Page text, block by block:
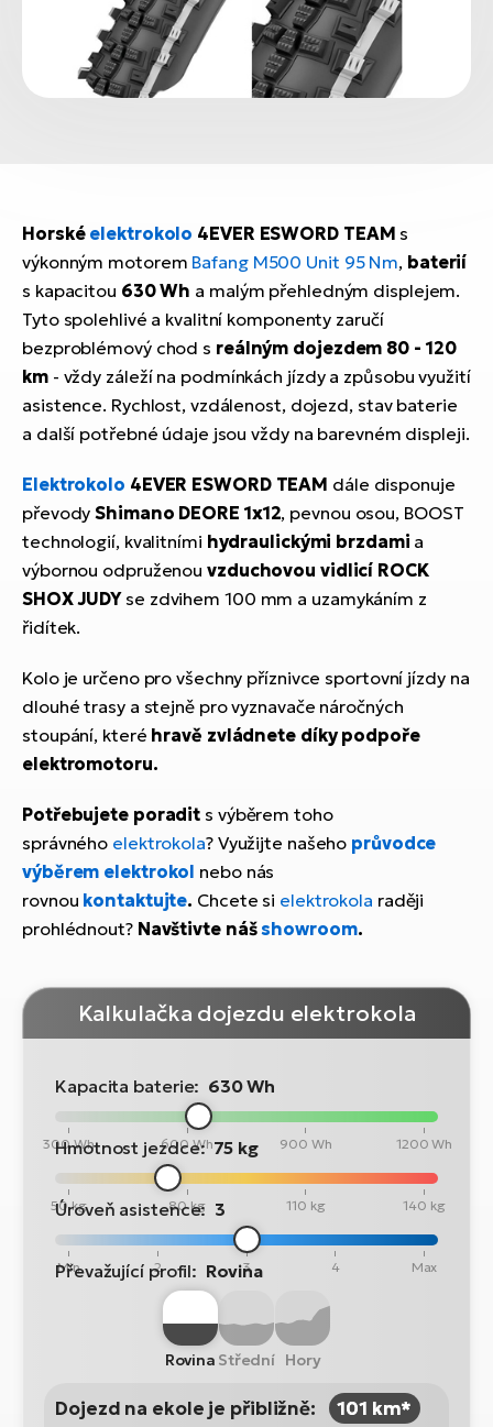
Horské elektrokolo 4EVER ESWORD TEAM s
výkonným motorem Bafang M500 Unit 95 Nm, baterií
s kapacitou 630 Wh a malým přehledným displejem.
Tyto spolehlivé a kvalitní komponenty zaručí
bezproblémový chod s reálným dojezdem 80 - 120
km - vždy záleží na podmínkách jízdy a způsobu využití
asistence. Rychlost, vzdálenost, dojezd, stav baterie
a další potřebné údaje jsou vždy na barevném displeji.
Elektrokolo 4EVER ESWORD TEAM dále disponuje
převodyShimano DEORE 1x12, pevnou osou, BOOST
technologií, kvalitními hydraulickými brzdami a
výbornou odpruženouvzduchovou vidlicí ROCK
SHOX JUDYse zdvihem 100 mm a uzamykáním z
řidítek.
Kolo je určeno pro všechny příznivce sportovní jízdy na
dlouhé trasy a stejně pro vyznavače náročných
stoupání, které hravě zvládnete díky podpoře
elektromotoru.
Potřebujete poradit s výběrem toho
správného elektrokola? Využijte našeho průvodce
výběrem elektrokol nebo nás
rovnou kontaktujte. Chcete si elektrokola raději
prohlédnout? Navštivte nášshowroom.
Kalkulačka dojezdu elektrokola
Kapacita baterie: 630 Wh
300 Wh 600 Wh 900 Wh 1200 Wh
Hmotnost jezdce: 75 kg
50 kg 80 kg 110 kg 140 kg
Úroveň asistence: 3
Min 2 3 4 Max
Převažující profil: Rovina
Rovina Střední Hory
Dojezd na ekole je přibližně: 101 km*